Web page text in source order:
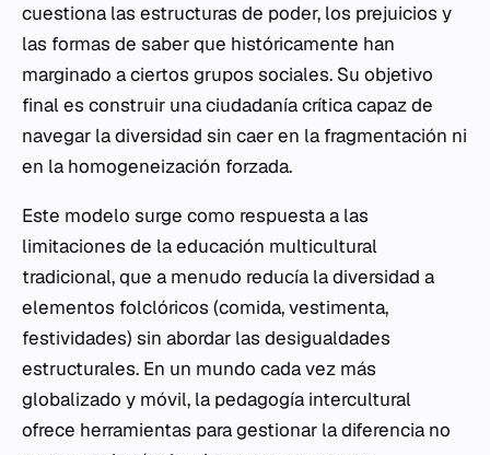
cuestiona las estructuras de poder, los prejuicios y
las formas de saber que históricamente han
marginado a ciertos grupos sociales. Su objetivo
final es construir una ciudadanía crítica capaz de
navegar la diversidad sin caer en la fragmentación ni
en la homogeneización forzada.
Este modelo surge como respuesta a las
limitaciones de la educación multicultural
tradicional, que a menudo reducía la diversidad a
elementos folclóricos (comida, vestimenta,
festividades) sin abordar las desigualdades
estructurales. En un mundo cada vez más
globalizado y móvil, la pedagogía intercultural
ofrece herramientas para gestionar la diferencia no